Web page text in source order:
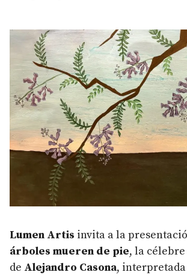
Lumen Artis invita a la
árboles mueren de pie, la
de Alejandro Casona,